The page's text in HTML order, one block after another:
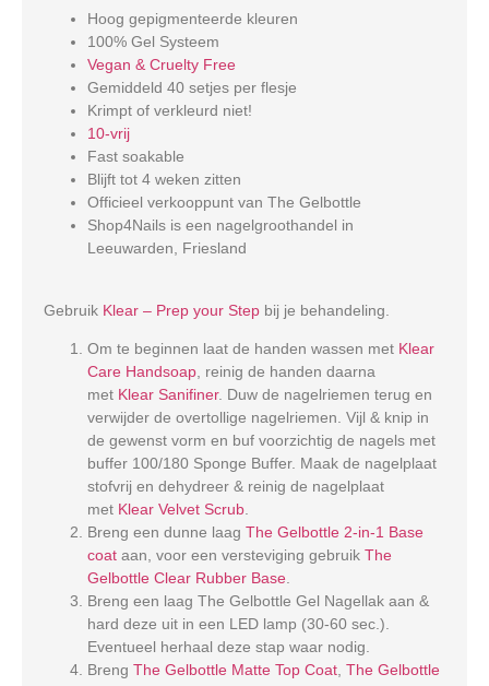
Hoog gepigmenteerde kleuren
100% Gel Systeem
Vegan & Cruelty Free
Gemiddeld 40 setjes per flesje
Krimpt of verkleurd niet!
10-vrij
Fast soakable
Blijft tot 4 weken zitten
Officieel verkooppunt van The Gelbottle
Shop4Nails is een nagelgroothandel in
Leeuwarden, Friesland
Gebruik Klear – Prep your Step bij je behandeling.
Om te beginnen laat de handen wassen met Klear
Care Handsoap , reinig de handen daarna
met Klear Sanifiner. Duw de nagelriemen terug en
verwijder de overtollige nagelriemen. Vijl & knip in
de gewenst vorm en buf voorzichtig de nagels met
buffer 100/180 Sponge Buffer. Maak de nagelplaat
stofvrij en dehydreer & reinig de nagelplaat
met Klear Velvet Scrub
Breng een dunne laag The Gelbottle 2-in-1 Base
coat aan, voor een versteviging gebruik The
Gelbottle Clear Rubber Base
Breng een laag The Gelbottle Gel Nagellak aan &
hard deze uit in een LED lamp (30-60 sec.).
Eventueel herhaal deze stap waar nodig.
Breng The Gelbottle Matte Top Coat The Gelbottle